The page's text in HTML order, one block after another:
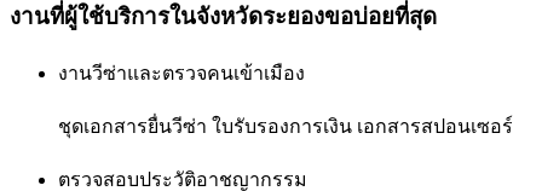
งานที่ผู้ใช้บริการในจังหวัดระยองขอบ่อยที่สุด
งานวีซ่าและตรวจคนเข้าเมือง
ชุดเอกสารยื่นวีซ่า ใบรับรองการเงิน เอกสารสปอนเซอร์
ตรวจสอบประวัติอาชญากรรม